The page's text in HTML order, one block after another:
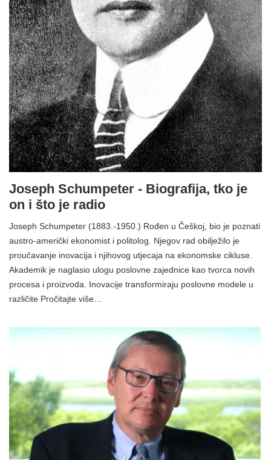
Joseph Schumpeter - Biografija, tko je
on i što je radio
Joseph Schumpeter (1883.-1950.) Rođen u Češkoj, bio je poznati
austro-američki ekonomist i politolog. Njegov rad obilježilo je
proučavanje inovacija i njihovog utjecaja na ekonomske cikluse.
Akademik je naglasio ulogu poslovne zajednice kao tvorca novih
procesa i proizvoda. Inovacije transformiraju poslovne modele u
različite Pročitajte više…